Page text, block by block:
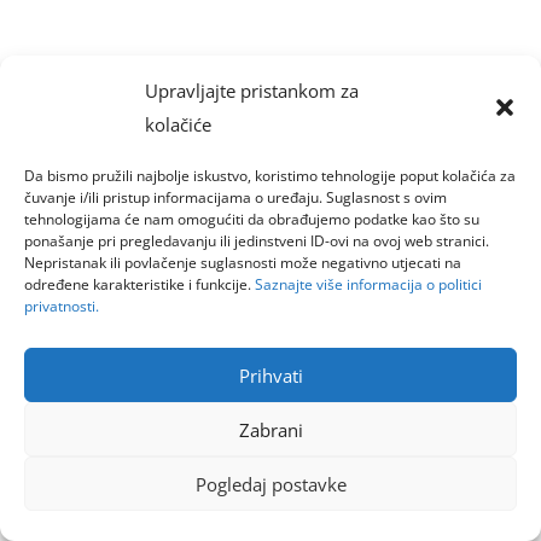
Upravljajte pristankom za
kolačiće
Da bismo pružili najbolje iskustvo, koristimo tehnologije poput kolačića za
čuvanje i/ili pristup informacijama o uređaju. Suglasnost s ovim
tehnologijama će nam omogućiti da obrađujemo podatke kao što su
ponašanje pri pregledavanju ili jedinstveni ID-ovi na ovoj web stranici.
Nepristanak ili povlačenje suglasnosti može negativno utjecati na
određene karakteristike i funkcije.Saznajte više informacija o politici
privatnosti.
Prihvati
Zabrani
Pogledaj postavke